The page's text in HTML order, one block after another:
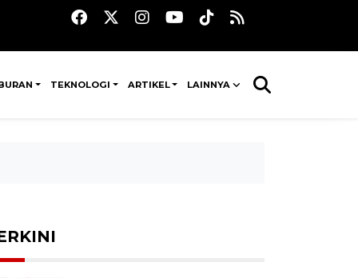
TEKNOLOGI ARTIKEL LAINNYA